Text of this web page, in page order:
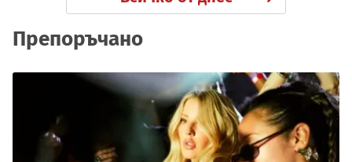
Препоръчано